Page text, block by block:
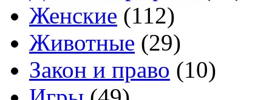
Женские (112)
Животные (29)
Закон и право (10)